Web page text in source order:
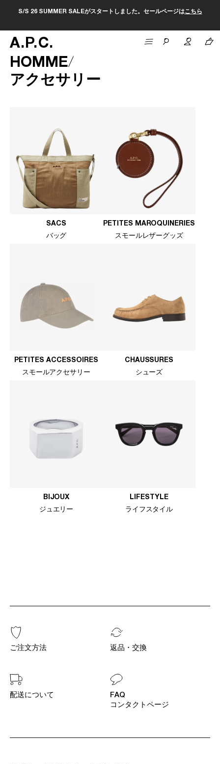
S/S 26 SUMMER SALEがスタートしました。セールページはこちら
A.P.C.
HOMME
アクセサリー
SACS
バッグ
PETITES MAROQUINERIES
スモールレザーグッズ
PETITES ACCESSOIRES
スモールアクセサリー
CHAUSSURES
シューズ
BIJOUX
ジュエリー
LIFESTYLE
ライフスタイル
ご注文方法 返品・交換
配送について
FAQ
コンタクトページ